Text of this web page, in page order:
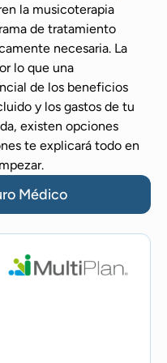
la musicoterapia
de tratamiento
necesaria. La
lo que una
de los beneficios
y los gastos de tu
existen opciones
te explicará todo en
Médico